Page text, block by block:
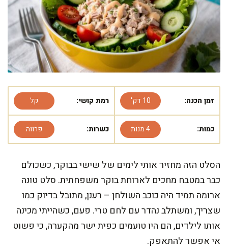
זמן הכנה: 10 דק' רמת קושי: קל
כמות: 4 מנות כשרות: פרווה
הסלט הזה מחזיר אותי לימים של שישי בבוקר, כשכולם
כבר במטבח מחכים לארוחת בוקר משפחתית. סלט טונה
ארומה תמיד היה כוכב השולחן – רענן, מתובל בדיוק כמו
שצריך, ומשתלב נהדר עם לחם טרי. פעם, כשהייתי מכינה
אותו לילדים, הם היו טועמים כפית ישר מהקערה, כי פשוט
אי אפשר להתאפק.